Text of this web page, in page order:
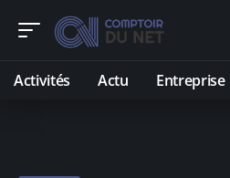
Activités Actu Entreprise